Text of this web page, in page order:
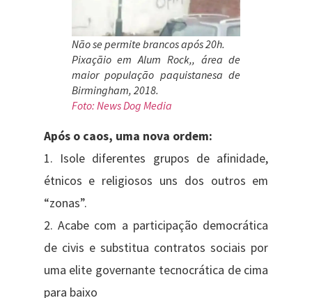
Não se permite brancos após 20h.
Pixaçãio em Alum Rock,, área de
maior população paquistanesa de
Birmingham, 2018.
Foto: News Dog Media
Após o caos, uma nova ordem:
1. Isole diferentes grupos de afinidade,
étnicos e religiosos uns dos outros em
“zonas”.
2. Acabe com a participação democrática
de civis e substitua contratos sociais por
uma elite governante tecnocrática de cima
para baixo